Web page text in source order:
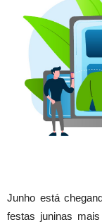
Junho está
festas juninas